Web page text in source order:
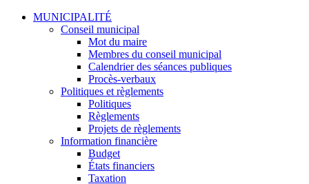
MUNICIPALITÉ
Conseil municipal
Mot du maire
Membres du conseil municipal
Calendrier des séances publiques
Procès-verbaux
Politiques et règlements
Politiques
Règlements
Projets de règlements
Information financière
Budget
États financiers
Taxation